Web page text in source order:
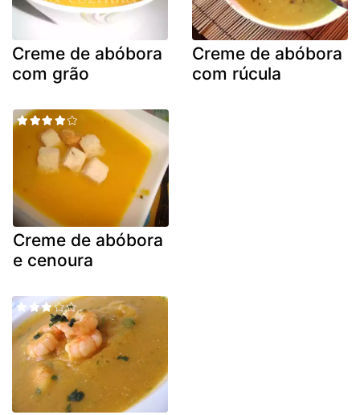
Creme de abóbora
com grão
Creme de abóbora
com rúcula
Creme de abóbora
e cenoura